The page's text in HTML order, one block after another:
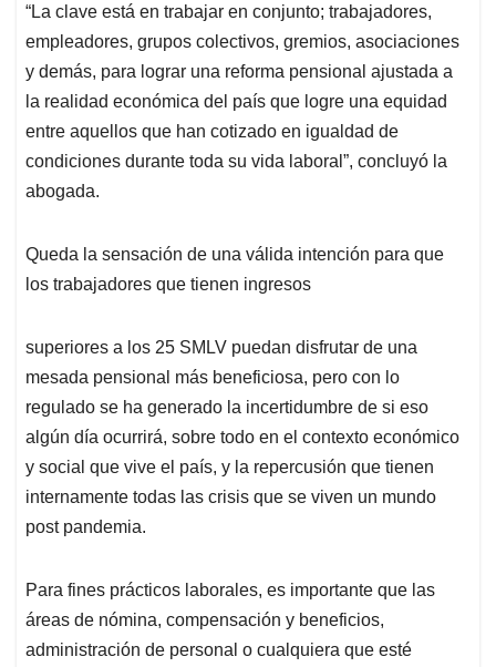
“La clave está en trabajar en conjunto; trabajadores,
empleadores, grupos colectivos, gremios, asociaciones
y demás, para lograr una reforma pensional ajustada a
la realidad económica del país que logre una equidad
entre aquellos que han cotizado en igualdad de
condiciones durante toda su vida laboral”, concluyó la
abogada.
Queda la sensación de una válida intención para que
los trabajadores que tienen ingresos
superiores a los 25 SMLV puedan disfrutar de una
mesada pensional más beneficiosa, pero con lo
regulado se ha generado la incertidumbre de si eso
algún día ocurrirá, sobre todo en el contexto económico
y social que vive el país, y la repercusión que tienen
internamente todas las crisis que se viven un mundo
post pandemia.
Para fines prácticos laborales, es importante que las
áreas de nómina, compensación y beneficios,
administración de personal o cualquiera que esté